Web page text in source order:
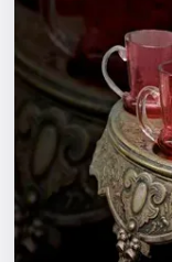
Площадки
Артисты
Рейтинги